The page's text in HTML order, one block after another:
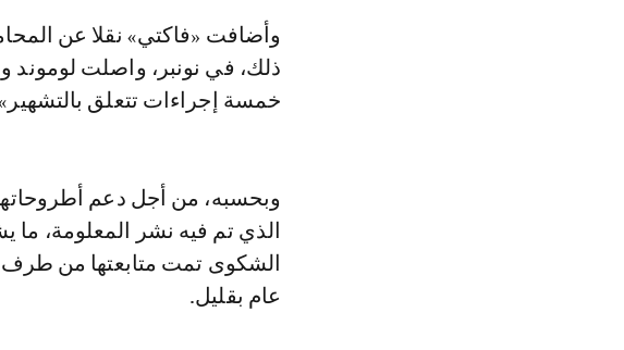
وأضافت «فاكتي» نقلا عن
ذلك، في نونبر، واصلت لوموند
خمسة إجراءات تتعلق
وبحسبه، من أجل دعم
الذي تم فيه نشر المعلومة، ما
الشكوى تمت متابعتها من
عام بقليل.